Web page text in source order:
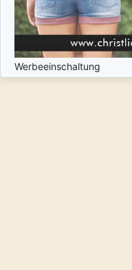
Werbeeinschaltung